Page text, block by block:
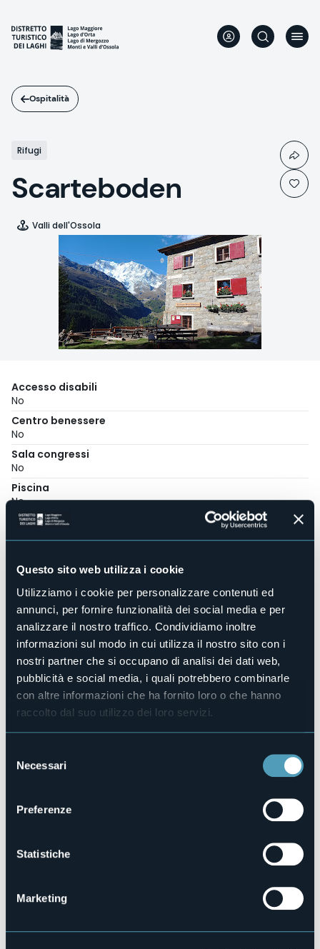
Questo sito web utilizza i cookie
Utilizziamo i cookie per personalizzare contenuti ed
annunci, per fornire funzionalità dei social media e per
analizzare il nostro traffico. Condividiamo inoltre
informazioni sul modo in cui utilizza il nostro sito con i
nostri partner che si occupano di analisi dei dati web,
pubblicità e social media, i quali potrebbero combinarle
con altre informazioni che ha fornito loro o che hanno
raccolto dal suo utilizzo dei loro servizi.
delNecessari
Preferenze
Statistiche
Marketing
contenuto
principale
Ospitalità
Rifugi
Scarteboden
Valli dell'Ossola
Accesso disabili
No
Centro benessere
No
Sala congressi
No
Piscina
No
Animali ammessi
5
Posti letto
E-mail
Telefono
+39 393 9338769
Codice CIR
103039-RIF-00007
Loc. Scarteboden